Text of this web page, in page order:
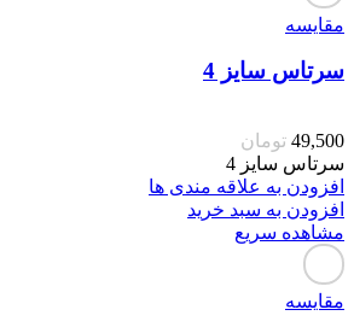
مقایسه
سرتاس سایز 4
49,500 تومان
سرتاس سایز 4
افزودن به علاقه مندی ها
افزودن به سبد خرید
مشاهده سریع
مقایسه